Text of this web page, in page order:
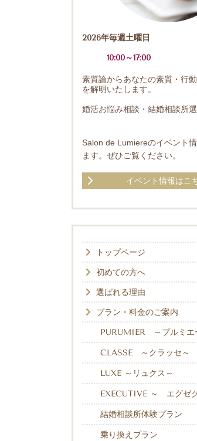
2026年毎週土曜日
10:00～17:00
素質論からあなたの素質・行
を解明いたします。
婚活お悩み相談・結婚相談所
Salon de Lumiereのイベント
ます。ぜひご覧ください。
イベント情報はこ
トップページ
初めての方へ
選ばれる理由
プラン・料金のご案内
PURUMIER ～プルミエ
CLASSE ～クラッセ～
LUXE ～リュクス～
EXECUTIVE ～ エグゼ
結婚相談所体験プラン
乗り換えプラン